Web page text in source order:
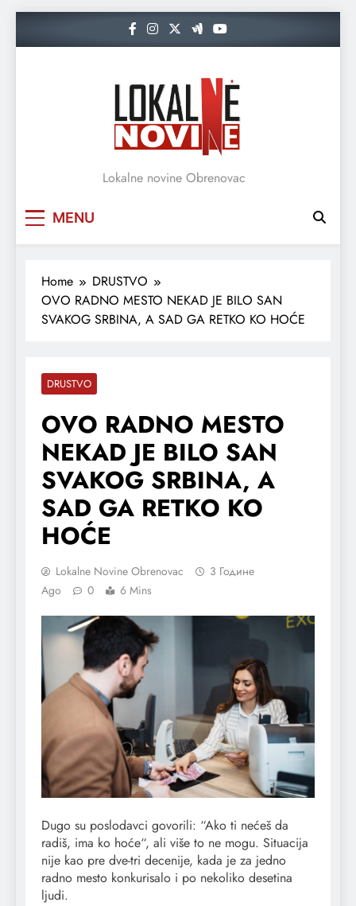
Lokalne novine Obrenovac
MENU
Home
DRUSTVO
OVO RADNO MESTO NEKAD JE BILO SAN
SVAKOG SRBINA, A SAD GA RETKO KO HOĆE
DRUSTVO
OVO RADNO MESTO
NEKAD JE BILO SAN
SVAKOG SRBINA, A
SAD GA RETKO KO
HOĆE
Lokalne Novine Obrenovac
3 Године
Ago
0 6 Mins
Dugo su poslodavci govorili: “Ako ti nećeš da
radiš, ima ko hoće“, ali više to ne mogu. Situacija
nije kao pre dve-tri decenije, kada je za jedno
radno mesto konkurisalo i po nekoliko desetina
ljudi.